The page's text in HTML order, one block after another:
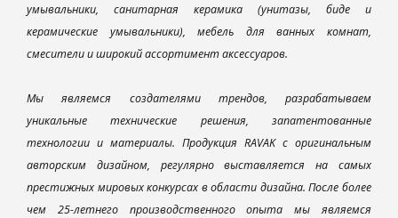
умывальники, санитарная керамика (унитазы, биде и
керамические умывальники), мебель для ванных комнат,
смесители и широкий ассортимент аксессуаров.
Мы являемся создателями трендов, разрабатываем
уникальные технические решения, запатентованные
технологии и материалы. Продукция RAVAK с оригинальным
авторским дизайном, регулярно выставляется на самых
престижных мировых конкурсах в области дизайна. После более
чем 25-летнего производственного опыта мы являемся